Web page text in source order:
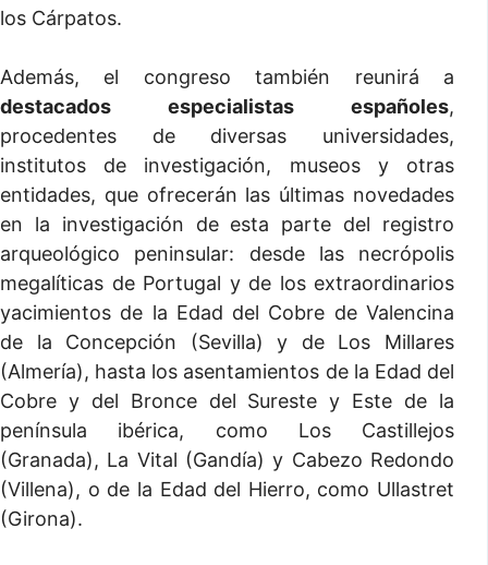
los Cárpatos.
Además, el congreso también reunirá a
destacados especialistas españoles,
procedentes de diversas universidades,
institutos de investigación, museos y otras
entidades, que ofrecerán las últimas novedades
en la investigación de esta parte del registro
arqueológico peninsular: desde las necrópolis
megalíticas de Portugal y de los extraordinarios
yacimientos de la Edad del Cobre de Valencina
de la Concepción (Sevilla) y de Los Millares
(Almería), hasta los asentamientos de la Edad del
Cobre y del Bronce del Sureste y Este de la
península ibérica, como Los Castillejos
(Granada), La Vital (Gandía) y Cabezo Redondo
(Villena), o de la Edad del Hierro, como Ullastret
(Girona).